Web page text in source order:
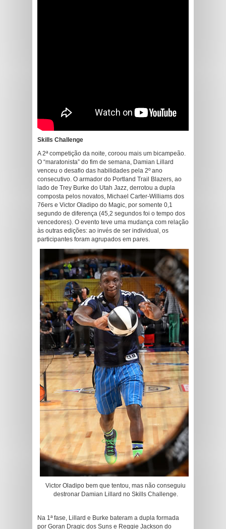
Skills Challenge
A 2ª competição da noite, coroou mais um bicampeão.
O “maratonista” do fim de semana, Damian Lillard
venceu o desafio das habilidades pela 2º ano
consecutivo. O armador do Portland Trail Blazers, ao
lado de Trey Burke do Utah Jazz, derrotou a dupla
composta pelos novatos, Michael Carter-Williams dos
76ers e Victor Oladipo do Magic, por somente 0,1
segundo de diferença (45,2 segundos foi o tempo dos
vencedores). O evento teve uma mudança com relação
às outras edições: ao invés de ser individual, os
participantes foram agrupados em pares.
Victor Oladipo bem que tentou, mas não conseguiu
destronar Damian Lillard no Skills Challenge.
Na 1ª fase, Lillard e Burke bateram a dupla formada
por Goran Dragic dos Suns e Reggie Jackson do